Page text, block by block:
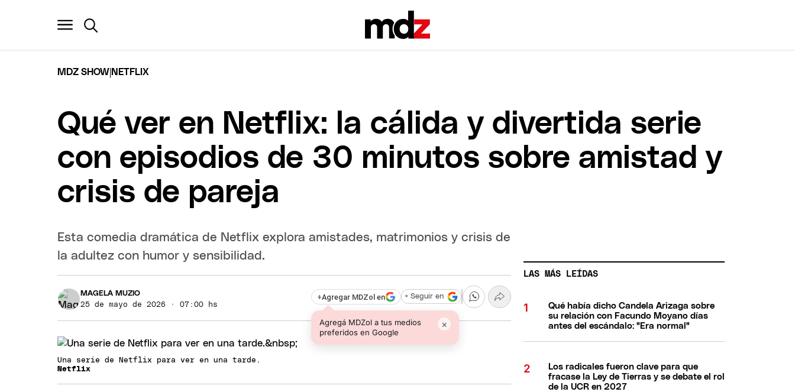
MDZ SHOW NETFLIX
Qué ver en Netflix: la cálida y divertida serie
con episodios de 30 minutos sobre amistad y
crisis de pareja
Esta comedia dramática de Netflix explora amistades, matrimonios y crisis de
la adultez con humor y sensibilidad.
MAGELA MUZIO
25 de mayo de 2026 · 07:00 hs
+Agregar MDZol en
Agregá MDZol a tus medios
preferidos en Google
×
+ Seguir en
Una serie de Netflix para ver en una tarde.
Netflix
LAS MÁS LEÍDAS
Qué había dicho Candela Arizaga sobre
su relación con Facundo Moyano días
antes del escándalo: "Era normal"
Los radicales fueron clave para que
fracase la Ley de Tierras y se debate el rol
de la UCR en 2027